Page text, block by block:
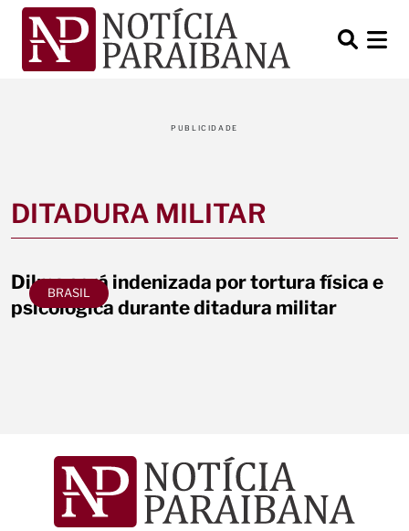
PUBLICIDADE
DITADURA MILITAR
BRASIL
Dilma será indenizada por tortura física e
psicológica durante ditadura militar